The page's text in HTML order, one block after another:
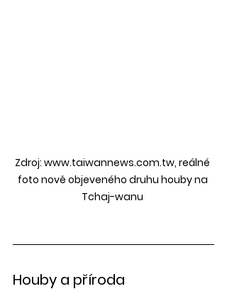
Zdroj: www.taiwannews.com.tw, reálné
foto nově objeveného druhu houby na
Tchaj-wanu
Houby a příroda